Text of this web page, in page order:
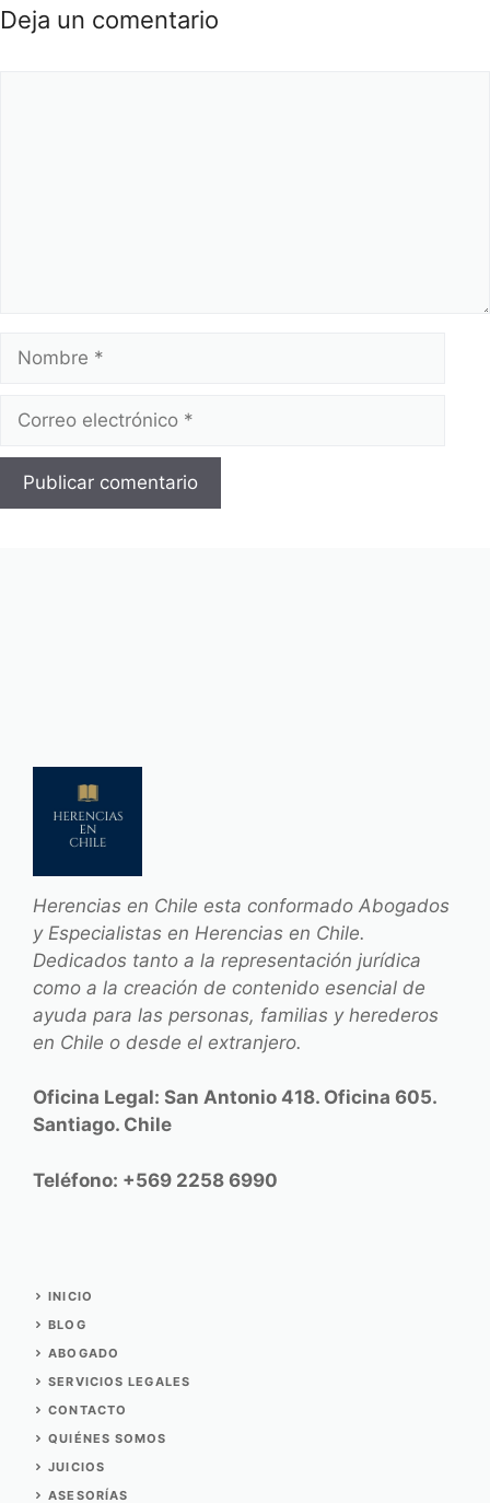
Deja un comentario
Nombre
Correo
Web
Herencias en Chile esta conformado Abogados
y Especialistas en Herencias en Chile.
Dedicados tanto a la representación jurídica
como a la creación de contenido esencial de
ayuda para las personas, familias y herederos
en Chile o desde el extranjero.
Oficina Legal: San Antonio 418. Oficina 605.
Santiago. Chile
Teléfono: +569 2258 6990
INICIO
BLOG
ABOGADO
SERVICIOSLEGALES
CONTACTO
QUIÉNES SOMOS
JUICIOS
ASESORÍAS